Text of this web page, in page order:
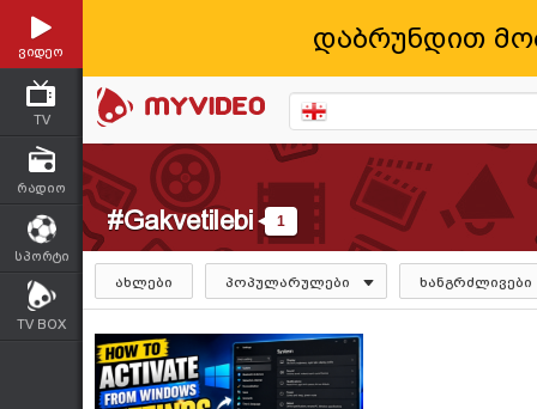
დაბრუნდით
ვიდეო
TV
რადიო
სპორტი
TV BOX
#Gakvetilebi 1
ახლები პოპულარულები ხანგრძლივები